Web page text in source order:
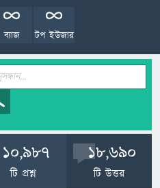
টপ ইউজার
ব্যাজ
10,987
টি প্রশ্ন
18,690
টি উত্তর